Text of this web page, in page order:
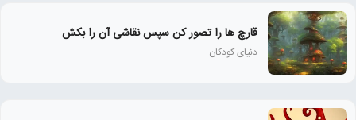
قارچ ها را تصور کن سپس نقاشی آن را بکش
دنیای کودکان